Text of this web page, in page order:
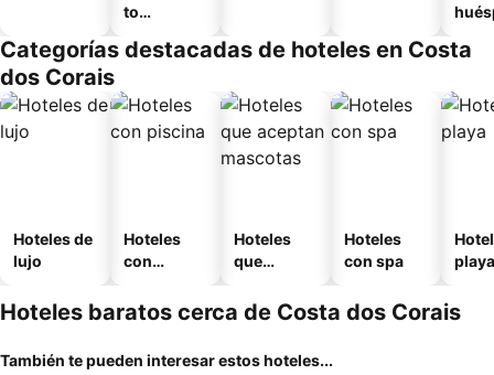
to
o
Categorías destacadas de hoteles en Costa
dos Corais
Hoteles de
lujo
Hoteles
con
Hoteles
que
mascotas
Hoteles
con spa
playa
Hoteles baratos cerca de Costa dos Corais
También te pueden interesar estos hoteles...